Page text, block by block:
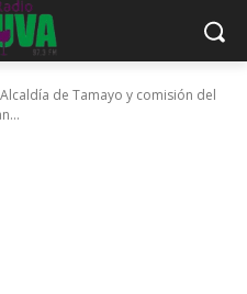
Alcaldía de Tamayo y comisión del